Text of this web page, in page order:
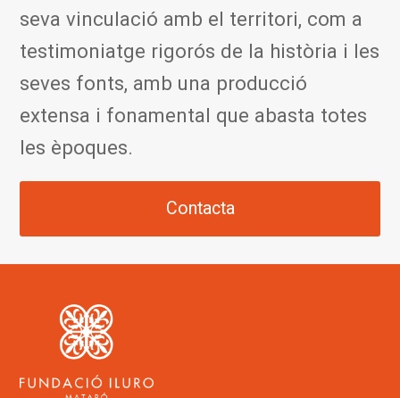
seva vinculació amb el territori, com a
testimoniatge rigorós de la història i les
seves fonts, amb una producció
extensa i fonamental que abasta totes
les èpoques.
Contacta